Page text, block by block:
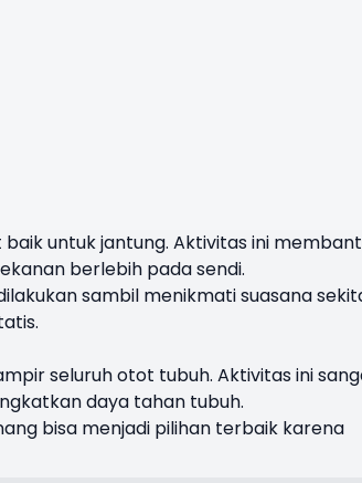
untuk jantung. Aktivitas ini
berlebih pada sendi.
sambil menikmati suasana
seluruh otot tubuh. Aktivitas ini
daya tahan tubuh.
bisa menjadi pilihan terbaik karena